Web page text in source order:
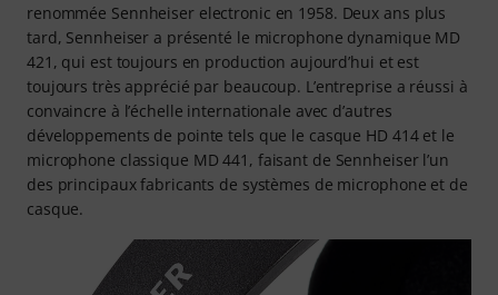
renommée Sennheiser electronic en 1958. Deux ans plus
tard, Sennheiser a présenté le microphone dynamique MD
421, qui est toujours en production aujourd’hui et est
toujours très apprécié par beaucoup. L’entreprise a réussi à
convaincre à l’échelle internationale avec d’autres
développements de pointe tels que le casque HD 414 et le
microphone classique MD 441, faisant de Sennheiser l’un
des principaux fabricants de systèmes de microphone et de
casque.